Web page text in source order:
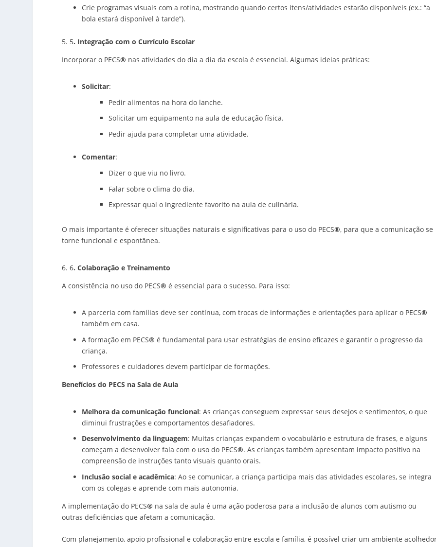
Crie programas visuais com a rotina, mostrando quando certos itens/atividades estarão disponíveis (ex.: “a
bola estará disponível à tarde”).
5. Integração com o Currículo Escolar
Incorporar o PECS® nas atividades do dia a dia da escola é essencial. Algumas ideias práticas:
Solicitar:
Pedir alimentos na hora do lanche.
Solicitar um equipamento na aula de educação física.
Pedir ajuda para completar uma atividade.
Comentar:
Dizer o que viu no livro.
Falar sobre o clima do dia.
Expressar qual o ingrediente favorito na aula de culinária.
O mais importante é oferecer situações naturais e significativas para o uso do PECS®, para que a comunicação se
torne funcional e espontânea.
6. Colaboração e Treinamento
A consistência no uso do PECS® é essencial para o sucesso. Para isso:
A parceria com famílias deve ser contínua, com trocas de informações e orientações para aplicar o PECS®
também em casa.
A formação em PECS® é fundamental para usar estratégias de ensino eficazes e garantir o progresso da
criança.
Professores e cuidadores devem participar de formações.
Benefícios do PECS na Sala de Aula
Melhora da comunicação funcional: As crianças conseguem expressar seus desejos e sentimentos, o que
diminui frustrações e comportamentos desafiadores.
Desenvolvimento da linguagem: Muitas crianças expandem o vocabulário e estrutura de frases, e alguns
começam a desenvolver fala com o uso do PECS®. As crianças também apresentam impacto positivo na
compreensão de instruções tanto visuais quanto orais.
Inclusão social e acadêmica: Ao se comunicar, a criança participa mais das atividades escolares, se integra
com os colegas e aprende com mais autonomia.
A implementação do PECS® na sala de aula é uma ação poderosa para a inclusão de alunos com autismo ou
outras deficiências que afetam a comunicação.
Com planejamento, apoio profissional e colaboração entre escola e família, é possível criar um ambiente